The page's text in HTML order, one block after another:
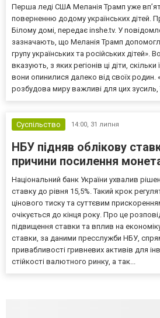
Перша леді США Меланія Трамп уже
поверненню додому українських дітей.
Білому домі, передає inshe.tv. У
зазначають, що Меланія Трамп
групу українських та російських дітей».
вказують, з яких регіонів ці діти, скільки
вони опинилися далеко від своїх родин.
розбудова миру важливі для цих зусиль,
Суспільство 14:00, 31 липня
НБУ підняв облікову
причини посилення
Національний банк України ухвалив
ставку до рівня 15,5%. Такий крок
цінового тиску та суттєвим
очікується до кінця року. Про це
підвищення ставки та вплив на
ставки, за даними пресслужби НБУ,
привабливості гривневих активів для
стійкості валютного ринку, а так...